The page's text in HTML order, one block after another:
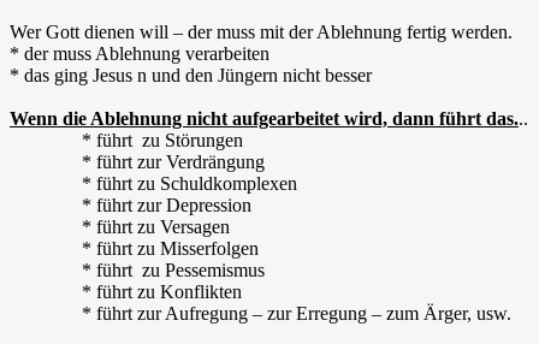
Wer Gott dienen will – der muss mit der Ablehnung fertig werden.
* der muss Ablehnung verarbeiten
* das ging Jesus n und den Jüngern nicht besser
Wenn die Ablehnung nicht aufgearbeitet wird, dann führt das...
* führt zu Störungen
* führt zur Verdrängung
* führt zu Schuldkomplexen
* führt zur Depression
* führt zu Versagen
* führt zu Misserfolgen
* führt zu Pessemismus
* führt zu Konflikten
* führt zur Aufregung – zur Erregung – zum Ärger, usw.